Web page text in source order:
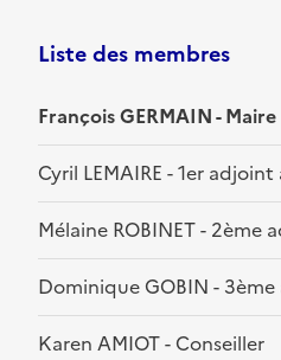
Liste des membres
François GERMAIN - Maire
Cyril LEMAIRE - 1er
Mélaine ROBINET - 2ème
Dominique GOBIN -
Karen AMIOT - Conseiller